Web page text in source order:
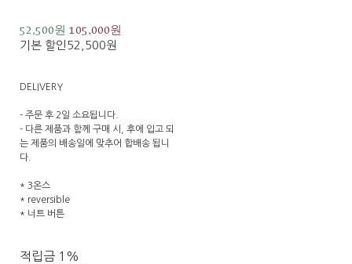
52,500원105,000원
기본 할인 52,500원
DELIVERY
- 주문 후 2일 소요됩니다.
- 다른 제품과 함께 구매 시, 후에 입고 되
는 제품의 배송일에 맞추어 합배송 됩니
다.
* 3온스
* reversible
* 너트 버튼
적립금 1%